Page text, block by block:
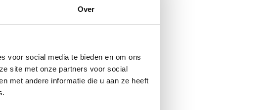
Over
voor social media te bieden en om ons
site met onze partners voor social
met andere informatie die u aan ze heeft